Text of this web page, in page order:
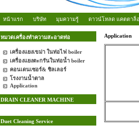
หน้าแรก บริษัท มุมความรู้ ดาวน์โหลด แคตตาล็
หมวดเครื่องทำความสะอาดท่อ
เครื่องแยงเขม่า ในท่อไฟ boiler
เครื่องแยงตะกรันในท่อน้ำ boiler
คอนเดนเซอร์& ชิลเลอร์
โรงงานน้ำตาล
Application
DRAIN CLEANER MACHINE
Duet Cleaning Service
Application